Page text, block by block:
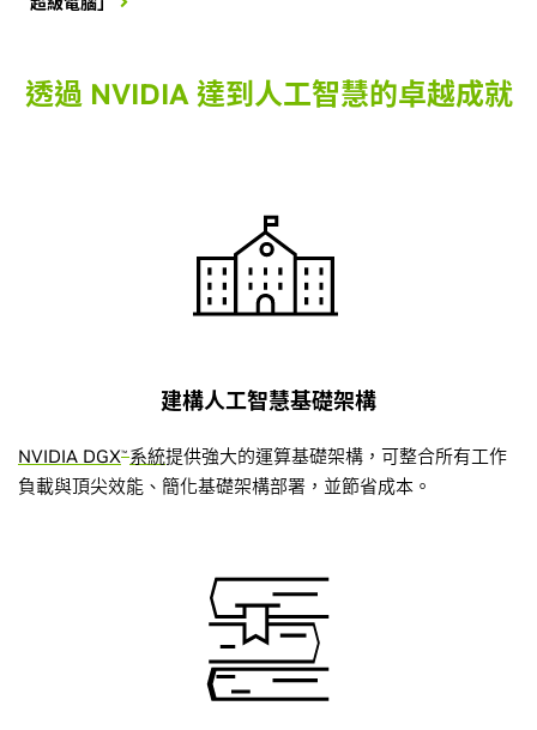
透過 NVIDIA 達到人工智慧的卓越成就
建構人工智慧基礎架構
NVIDIA DGX™ 系統提供強大的運算基礎架構，可整合所有工作
負載與頂尖效能、簡化基礎架構部署，並節省成本。